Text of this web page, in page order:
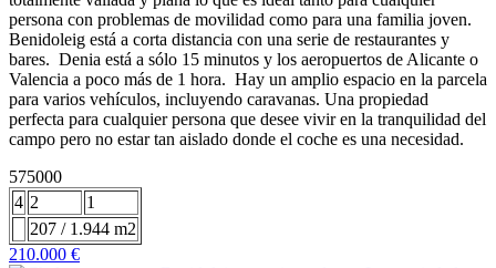
persona con problemas de movilidad como para una familia joven.
Benidoleig está a corta distancia con una serie de restaurantes y
bares. Denia está a sólo 15 minutos y los aeropuertos de Alicante o
Valencia a poco más de 1 hora. Hay un amplio espacio en la parcela
para varios vehículos, incluyendo caravanas. Una propiedad
perfecta para cualquier persona que desee vivir en la tranquilidad del
campo pero no estar tan aislado donde el coche es una necesidad.
575000
4 2
1
207 / 1.944 m2
210.000 €